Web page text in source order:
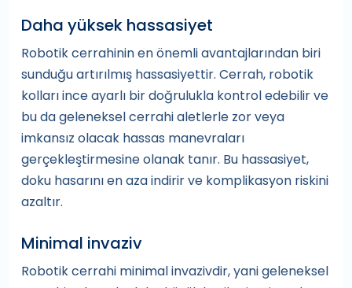
Daha yüksek hassasiyet
Robotik cerrahinin en önemli avantajlarından biri
sunduğu artırılmış hassasiyettir. Cerrah, robotik
kolları ince ayarlı bir doğrulukla kontrol edebilir ve
bu da geleneksel cerrahi aletlerle zor veya
imkansız olacak hassas manevraları
gerçekleştirmesine olanak tanır. Bu hassasiyet,
doku hasarını en aza indirir ve komplikasyon riskini
azaltır.
Minimal invaziv
Robotik cerrahi minimal invazivdir, yani geleneksel